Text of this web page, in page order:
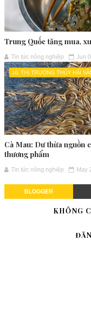
Trung Quốc tăng mua,
Tin tức nông nghiệp Jun
10. THỊ TRƯỜNG THỦY HẢI
Cà Mau: Dư thừa nguồn
thương phẩm
Tin tức nông nghiệp May
BLOGGER
KHÔNG